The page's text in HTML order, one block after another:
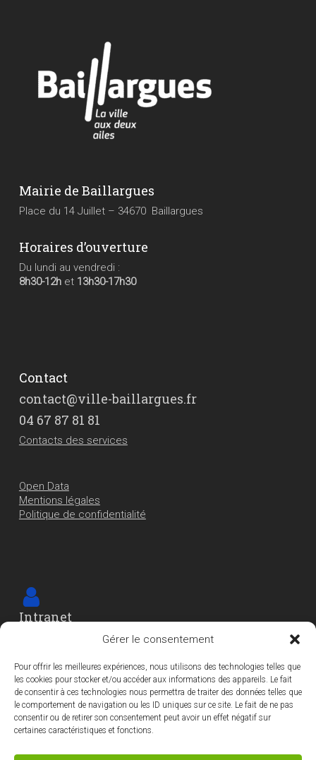
Gérer le consentement
Pour offrir les meilleures expériences, nous utilisons des technologies telles que
les cookies pour stocker et/ou accéder aux informations des appareils. Le fait
de consentir à ces technologies nous permettra de traiter des données telles que
le comportement de navigation ou les ID uniques sur ce site. Le fait de ne pas
consentir ou de retirer son consentement peut avoir un effet négatif sur
certaines caractéristiques et fonctions.
Mairie de Baillargues
Place du 14 Juillet – 34670 Baillargues
Horaires d’ouverture
Du lundi au vendredi :
8h30-12het 13h30-17h30
Contact
contact@ville-baillargues.fr
04 67 87 81 81
Contacts des services
Open Data
Mentions légales
Politique de confidentialité
Intranet
Cet espace est réservé